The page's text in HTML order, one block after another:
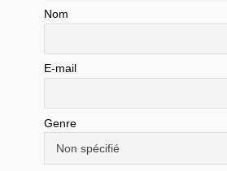
Nom
E-mail
Genre